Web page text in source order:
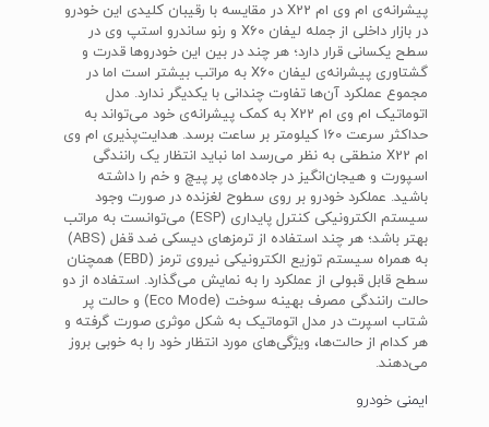
پیشرانه‌ی ام وی ام X22 در مقایسه با رقیبان کلیدی این خودرو
در بازار داخلی از جمله لیفان X60 و رنو ساندرو استپ وی در
سطح یکسانی قرار دارد؛ هر چند در بین این خودروها قدرت و
گشتاوری پیشرانه‌ی لیفان X60 به مراتب بیشتر است اما در
مجموع عملکرد آن‌ها تفاوت چندانی با یکدیگر ندارد. مدل
اتوماتیک ام وی ام X22 به کمک پیشرانه‌ی خود می‌تواند به
حداکثر سرعت 160 کیلومتر بر ساعت برسد. هدایت‌پذیری ام وی
ام X22 منطقی به نظر می‌رسد اما نباید انتظار یک رانندگی
اسپورت و هیجان‌انگیز در جاده‌های پر پیچ و خم را داشته
باشید. عملکرد خودرو بر روی سطوح لغزنده در صورت وجود
سیستم الکترونیکی کنترل پایداری (ESP) می‌توانست به مراتب
بهتر باشد؛ هر چند استفاده از ترمزهای دیسکی ضد قفل (ABS)
به همراه سیستم توزیع الکترونیکی نیروی ترمز (EBD) همچنان
سطح قابل قبولی از عملکرد را به نمایش می‌گذارد. استفاده از دو
حالت رانندگی مصرف بهینه سوخت (Eco Mode) و حالت پر
شتاب اسپرت در مدل اتوماتیک به شکل موثری صورت گرفته و
هر کدام از حالت‌ها، ویژگی‌های مورد انتظار خود را به خوبی بروز
می‌دهند.
ایمنی خودرو